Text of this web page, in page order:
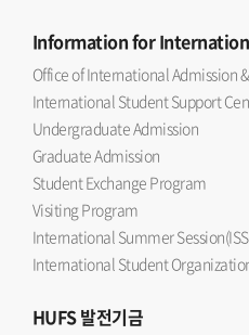
Informationfor
Office of International Admission
International Student Support
Undergraduate Admission
Graduate Admission
Student Exchange Program
Visiting Program
International Summer
International Student
HUFS발전기금